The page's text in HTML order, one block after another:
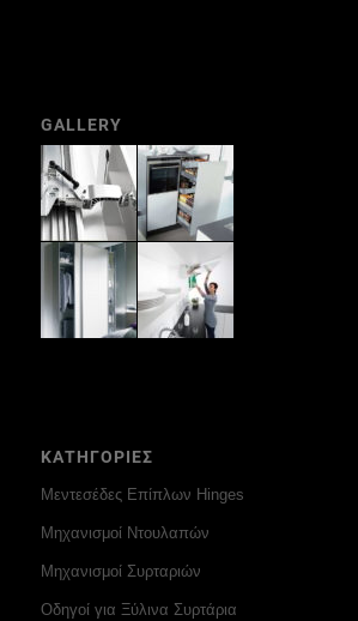
GALLERY
ΚΑΤΗΓΟΡΙΕΣ
Μεντεσέδες Επίπλων Hinges
Μηχανισμοί Ντουλαπών
Μηχανισμοί Συρταριών
Οδηγοί για Ξύλινα Συρτάρια